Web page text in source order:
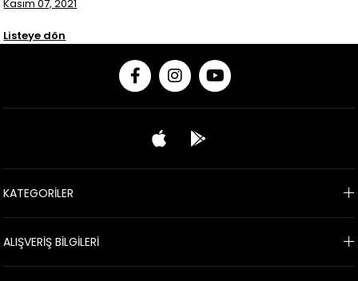
Kasım 07, 2021
Listeye dön
KATEGORİLER
ALIŞVERİŞ BİLGİLERİ